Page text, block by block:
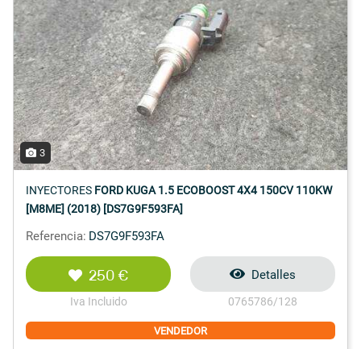
3
INYECTORES FORD KUGA 1.5 ECOBOOST 4X4 150CV 110KW
[M8ME] (2018) [DS7G9F593FA]
Referencia: DS7G9F593FA
250 €
Iva Incluido
Detalles
0765786/128
VENDEDOR